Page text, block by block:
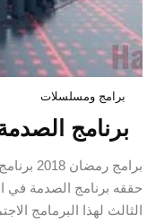
برامج ومسلسلات
برنامج الصدمة 3 – الحلقة
حققه برنامج الصدمة في
الثالث لهذا البرمامج